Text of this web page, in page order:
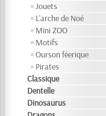
Jouets
L'arche de Noé
Mini ZOO
Motifs
Ourson féerique
Pirates
Classique
Dentelle
Dinosaurus